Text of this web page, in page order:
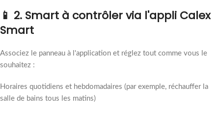
📱 2. Smart à contrôler via l'appli Calex
Smart
Associez le panneau à l'application et réglez tout comme vous le
souhaitez :
Horaires quotidiens et hebdomadaires (par exemple, réchauffer la
salle de bains tous les matins)